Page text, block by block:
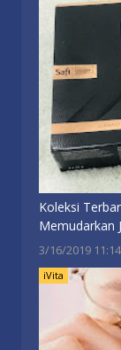
Koleksi
Memudarkan
3/16/2019
iVita